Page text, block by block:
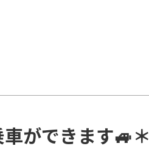
ができます🚙＊